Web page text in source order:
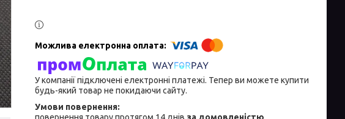
У компанії підключені електронні платежі. Тепер ви можете купити
будь-який товар не покидаючи сайту.
повернення товару протягом 14 днів за домовленістю